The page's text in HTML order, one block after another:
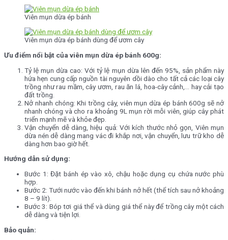
Viên mụn dừa ép bánh
Viên mụn dừa ép bánh dùng để ươm cây
Ưu điểm nổi bật của viên mụn dừa ép bánh 600g:
Tỷ lệ mụn dừa cao: Với tỷ lệ mụn dừa lên đến 95%, sản phẩm này
hứa hẹn cung cấp nguồn tài nguyên dồi dào cho tất cả các loại cây
trồng như rau mầm, cây ươm, rau ăn lá, hoa-cây cảnh,… hay cải tạo
đất trồng.
Nở nhanh chóng: Khi trồng cây, viên mụn dừa ép bánh 600g sẽ nở
nhanh chóng và cho ra khoảng 9L mụn rời mỗi viên, giúp cây phát
triển mạnh mẽ và khỏe đẹp.
Vận chuyển dễ dàng, hiệu quả: Với kích thước nhỏ gọn, Viên mụn
dừa nén dễ dàng mang vác đi khắp nơi, vận chuyển, lưu trữ kho dễ
dàng hơn bao giờ hết.
Hướng dẫn sử dụng:
Bước 1: Đặt bánh ép vào xô, chậu hoặc dụng cụ chứa nước phù
hợp.
Bước 2: Tưới nước vào đến khi bánh nở hết (thể tích sau nở khoảng
8 – 9 lít).
Bước 3: Bóp tơi giá thể và dùng giá thể này để trồng cây một cách
dễ dàng và tiện lợi.
Bảo quản: